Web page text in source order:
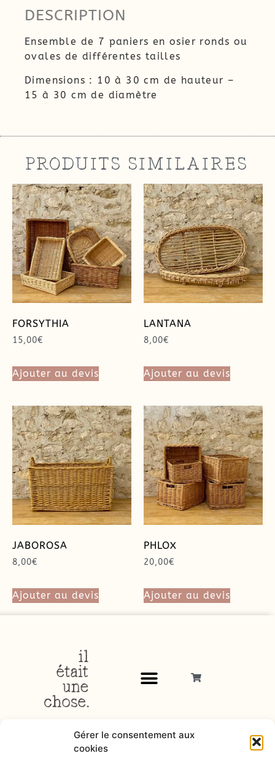
Gérer le consentement aux
cookies
DESCRIPTION
Ensemble de 7 paniers en osier ronds ou
ovales de différentes tailles
Dimensions : 10 à 30 cm de hauteur –
15 à 30 cm de diamètre
PRODUITS SIMILAIRES
FORSYTHIA
15,00€
Ajouter au devis
LANTANA
8,00€
Ajouter au devis
JABOROSA
8,00€
Ajouter au devis
PHLOX
20,00€
Ajouter au devis